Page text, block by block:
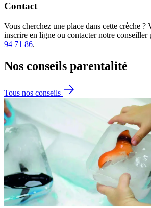
Contact
Vous cherchez une place dans cette crèche ?
inscrire en ligne ou contacter notre conseiller
94 71 86.
Nos conseils parentalité
Tous nos conseils